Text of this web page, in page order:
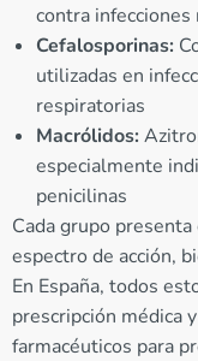
contra
Cefalosporinas:
utilizadas en
respiratorias
Macrólidos:
especialmente
penicilinas
Cada grupo
espectro de acción,
En España, todos
prescripción médica
farmacéuticos para